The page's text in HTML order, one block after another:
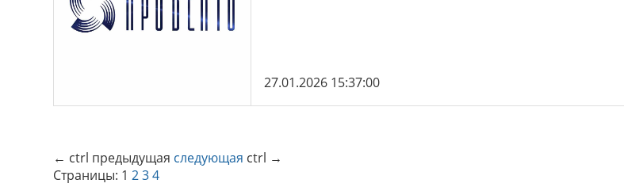
27.01.2026 15:37:00
← ctrl предыдущая следующая ctrl →
Страницы: 1 234